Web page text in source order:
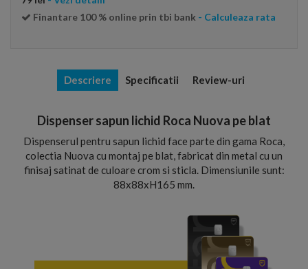
Finantare 100 % online prin tbi bank - Calculeaza rata
Descriere Specificatii Review-uri
Dispenser sapun lichid Roca Nuova pe blat
Dispenserul pentru sapun lichid face parte din gama Roca,
colectia Nuova cu montaj pe blat, fabricat din metal cu un
finisaj satinat de culoare crom si sticla. Dimensiunile sunt:
88x88xH165 mm.